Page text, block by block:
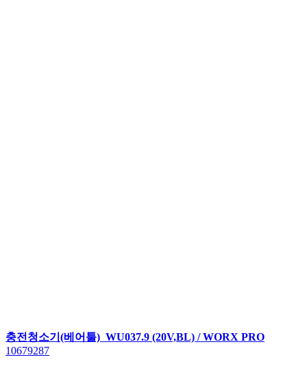
충전청소기(베어툴) WU037.9 (20V,BL) / WORX PRO
10679287